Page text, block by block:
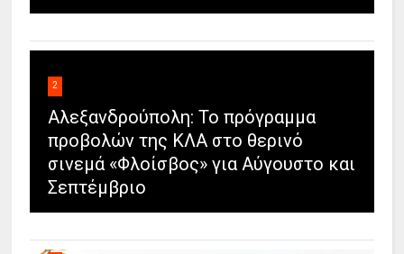
2
Αλεξανδρούπολη: Το πρόγραμμα
προβολών της ΚΛΑ στο θερινό
σινεμά «Φλοίσβος» για Αύγουστο και
Σεπτέμβριο